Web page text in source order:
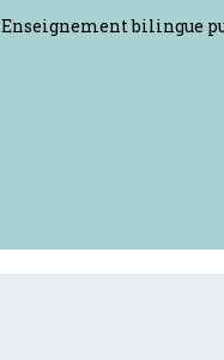
Enseignement bilingue